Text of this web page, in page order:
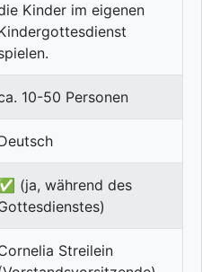
Kinder im eigenen
10-50 Personen
✅ (ja, während des
Streilein